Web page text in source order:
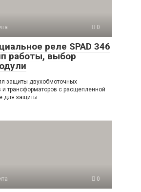
0
реле SPAD 346
работы, выбор
защиты двухобмоточных
и трансформаторов с расщепленной
для защиты
0